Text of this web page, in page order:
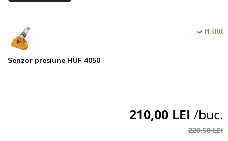
Senzor presiune HUF 4050
IN STOC
210,00 LEI /buc.
220,50 LEI